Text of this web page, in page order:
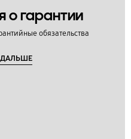
о гарантии
обязательства
ДАЛЬШЕ